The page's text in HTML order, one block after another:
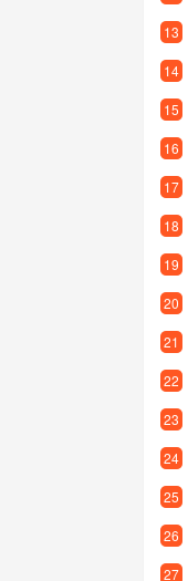
13
14
15
16
17
18
19
20
21
22
23
24
25
26
27